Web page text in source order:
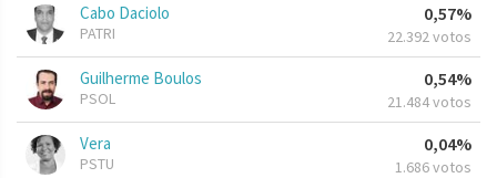
Cabo Daciolo
PATRI
0,57%
22.392 votos
Guilherme Boulos
PSOL
0,54%
21.484 votos
Vera
PSTU
0,04%
1.686 votos